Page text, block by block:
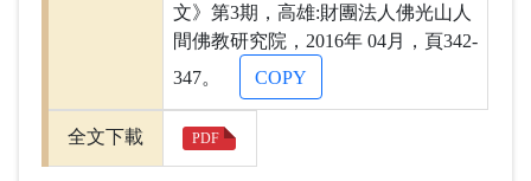
文》第3期，高雄:財團法人佛光山人
間佛教研究院，2016年 04月，頁342-
347。
COPY
全文下載 PDF